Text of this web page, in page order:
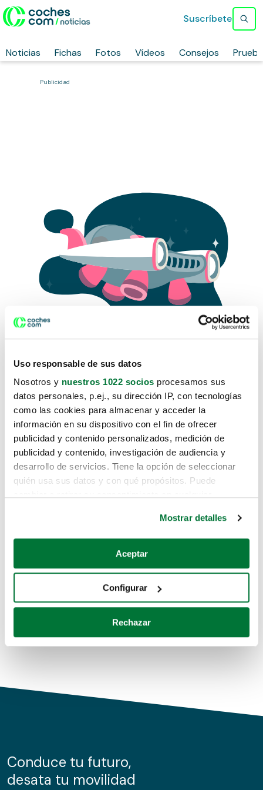
Uso responsable de sus datos
Nosotros y nuestros 1022 socios procesamos sus
datos personales, p.ej., su dirección IP, con tecnologías
como las cookies para almacenar y acceder la
información en su dispositivo con el fin de ofrecer
publicidad y contenido personalizados, medición de
publicidad y contenido, investigación de audiencia y
desarrollo de servicios. Tiene la opción de seleccionar
quién usa sus datos y con qué propósitos. Puede
Si lo permite, también quisiéramos:
Recopilar información sobre su ubicación geográfica
Identificar su dispositivo analizándolo activamente
para buscar características específicas (huellas
Obtenga más información sobre cómo se procesan sus
de cookies.
información sobre el uso que haga del sitio web con
nuestros partners de redes sociales, publicidad y análisis
Mostrar detalles
Aceptar
Configurar
Rechazar
Noticias Fichas Fotos Vídeos Consejos
Suscríbete
Publicidad
Lo sentimos, no sabemos como
te hemos traido hasta aquí.
Pero puedes encontrar el coche que estás
buscando en alguno de estos enlaces:
Coches de segunda mano
Coches de km0
Conduce tu futuro,
desata tu movilidad